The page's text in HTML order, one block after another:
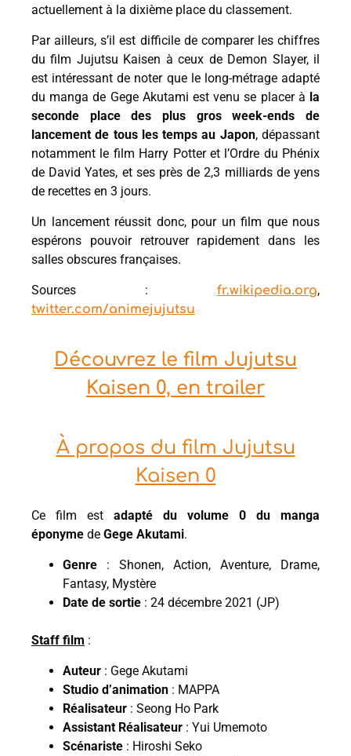
actuellement à la dixième place du classement.
Par ailleurs, s’il est difficile de comparer les chiffres
du film Jujutsu Kaisen à ceux de Demon Slayer, il
est intéressant de noter que le long-métrage adapté
du manga de Gege Akutami est venu se placer à la
seconde place des plus gros week-ends de
lancement de tous les temps au Japon, dépassant
notamment le film Harry Potter et l’Ordre du Phénix
de David Yates, et ses près de 2,3 milliards de yens
de recettes en 3 jours.
Un lancement réussit donc, pour un film que nous
espérons pouvoir retrouver rapidement dans les
salles obscures françaises.
Sources : fr.wikipedia.org,
twitter.com/animejujutsu
Découvrez le film Jujutsu
Kaisen 0, en trailer
À propos du film Jujutsu
Kaisen 0
Ce film est adapté du volume 0 du manga
éponyme de Gege Akutami.
Genre : Shonen, Action, Aventure, Drame,
Fantasy, Mystère
Date de sortie : 24 décembre 2021 (JP)
Staff film :
Auteur : Gege Akutami
Studio d’animation : MAPPA
Réalisateur : Seong Ho Park
Assistant Réalisateur : Yui Umemoto
Scénariste : Hiroshi Seko